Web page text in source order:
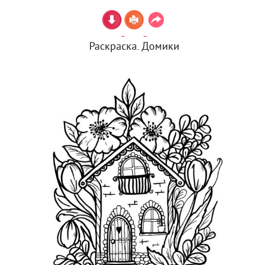
Раскраска. Домики